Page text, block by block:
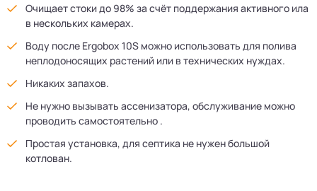
Очищает стоки до 98% за счёт поддержания активного ила
в нескольких камерах.
Воду после Ergobox 10S можно использовать для полива
неплодоносящих растений или в технических нуждах.
Никаких запахов.
Не нужно вызывать ассенизатора, обслуживание можно
проводить самостоятельно .
Простая установка, для септика не нужен большой
котлован.